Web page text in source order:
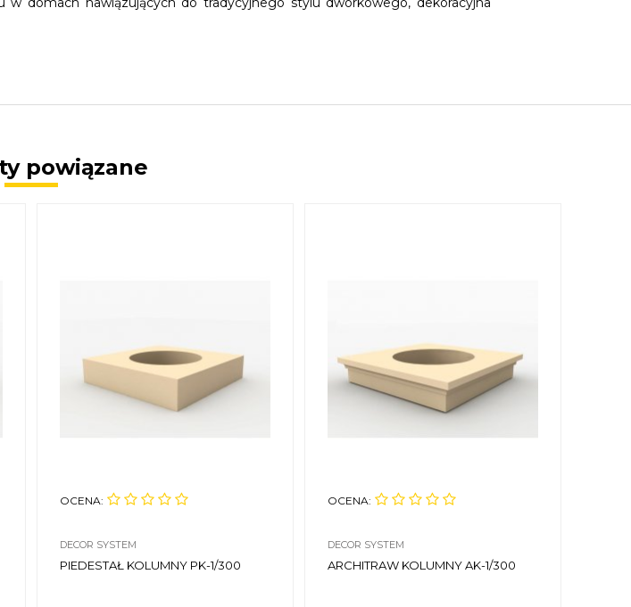
powiązane
OCENA:
DECOR SYSTEM
PIEDESTAŁ KOLUMNY PK-1/300
OCENA:
DECOR SYSTEM
ARCHITRAW KOLUMNY AK-1/300